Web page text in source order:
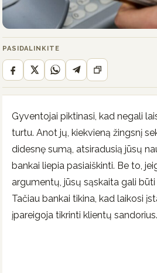
PASIDALINKITE
Gyventojai piktinasi, kad negali
turtu. Anot jų, kiekvieną žingsnį
didesnę sumą, atsiradusią jūsų
bankai liepia pasiaiškinti. Be to,
argumentų, jūsų sąskaita gali
Tačiau bankai tikina, kad laikosi
įpareigoja tikrinti klientų sandorius.